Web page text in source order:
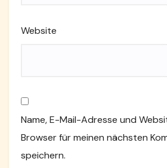
Website
Name, E-Mail-Adresse und
Browser für meinen nächsten
speichern.